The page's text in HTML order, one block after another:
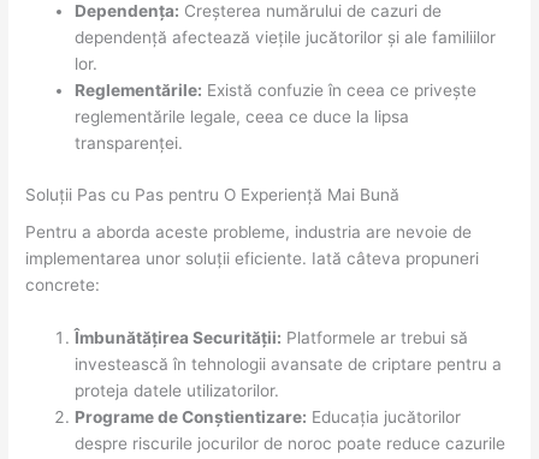
Dependența: Creșterea numărului de cazuri de
dependență afectează viețile jucătorilor și ale familiilor
lor.
Reglementările: Există confuzie în ceea ce privește
reglementările legale, ceea ce duce la lipsa
transparenței.
Soluții Pas cu Pas pentru O Experiență Mai Bună
Pentru a aborda aceste probleme, industria are nevoie de
implementarea unor soluții eficiente. Iată câteva propuneri
concrete:
Îmbunătățirea Securității: Platformele ar trebui să
investească în tehnologii avansate de criptare pentru a
proteja datele utilizatorilor.
Programe de Conștientizare: Educația jucătorilor
despre riscurile jocurilor de noroc poate reduce cazurile